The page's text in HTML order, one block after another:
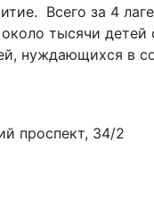
Всего за 4
тысячи детей
нуждающихся в
проспект, 34/2